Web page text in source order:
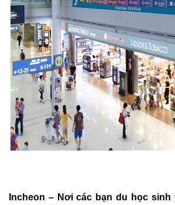
Incheon – Nơi các bạn du học sinh